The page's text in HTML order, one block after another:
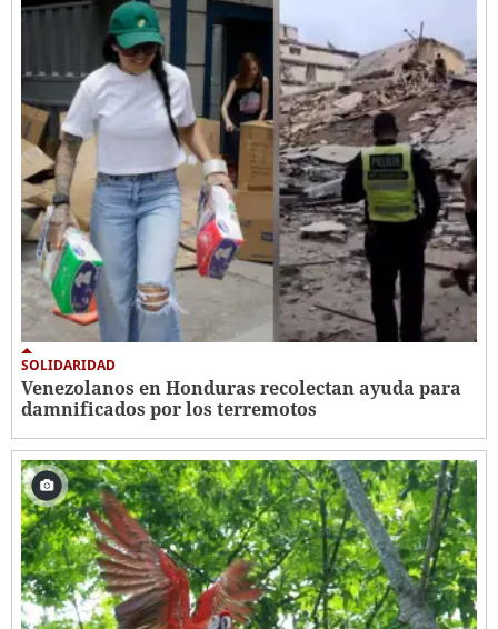
SOLIDARIDAD
Venezolanos en Honduras recolectan ayuda para
damnificados por los terremotos